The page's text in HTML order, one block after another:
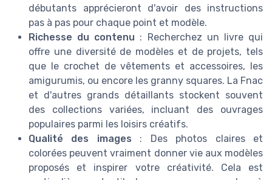
débutants apprécieront d'avoir des instructions
pas à pas pour chaque point et modèle.
Richesse du contenu : Recherchez un livre qui
offre une diversité de modèles et de projets, tels
que le crochet de vêtements et accessoires, les
amigurumis, ou encore les granny squares. La Fnac
et d'autres grands détaillants stockent souvent
des collections variées, incluant des ouvrages
populaires parmi les loisirs créatifs.
Qualité des images : Des photos claires et
colorées peuvent vraiment donner vie aux modèles
proposés et inspirer votre créativité. Cela est